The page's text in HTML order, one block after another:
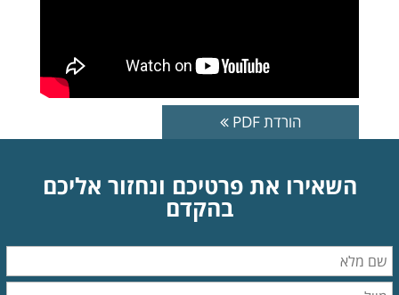
הורדת PDF
השאירו את פרטיכם ונחזור אליכם
בהקדם